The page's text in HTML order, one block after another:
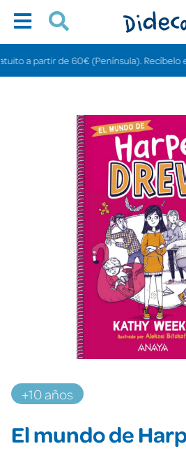
a partir de 60€ (Península). Recíbelo en
+10 años
El mundo de